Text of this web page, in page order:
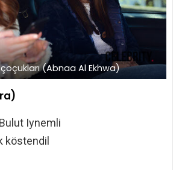
(Abnaa Al Ekhwa)
Iynemli
köstendil